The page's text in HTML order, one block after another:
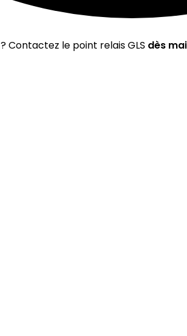
? Contactez le point relais GLS dès